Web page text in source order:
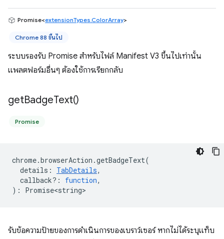
Promise<extensionTypes.ColorArray>
Chrome 88 ขึ้นไป
ระบบรองรับ Promise สำหรับไฟล์ Manifest V3 ขึ้นไปเท่านั้น
แพลตฟอร์มอื่นๆ ต้องใช้การเรียกกลับ
getBadgeText()
Promise
chrome.browserAction .getBadgeText(
details : TabDetails,
callback? : function,
) : Promise<string>
รับข้อความป้ายของการดำเนินการของเบราว์เซอร์ หากไม่ได้ระบุแท็บ